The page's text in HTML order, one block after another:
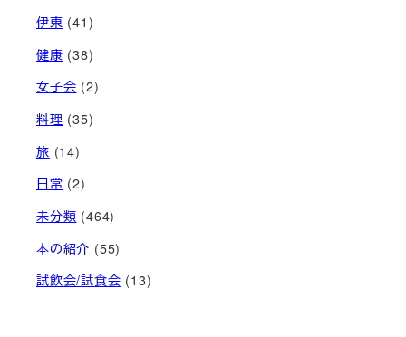
伊東 (41)
健康 (38)
女子会 (2)
料理 (35)
旅 (14)
日常 (2)
未分類 (464)
本の紹介 (55)
試飲会/試食会 (13)